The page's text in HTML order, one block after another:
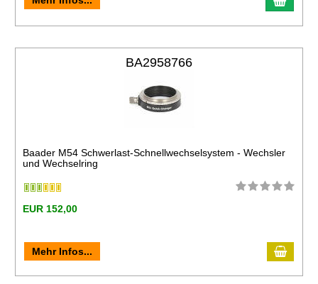
BA2958766
Baader M54 Schwerlast-Schnellwechselsystem - Wechsler
und Wechselring
EUR 152,00
Mehr Infos...